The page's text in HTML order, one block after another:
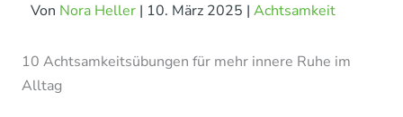
Von Nora Heller | 10. März 2025 | Achtsamkeit
10 Achtsamkeitsübungen für mehr innere Ruhe im
Alltag